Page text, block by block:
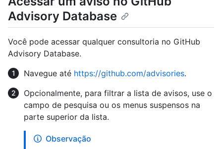
Advisory Database
Você pode acessar qualquer consultoria no GitHub
Advisory Database.
Navegue até https://github.com/advisories.
Opcionalmente, para filtrar a lista de avisos, use o
campo de pesquisa ou os menus suspensos na
parte superior da lista.
Observação